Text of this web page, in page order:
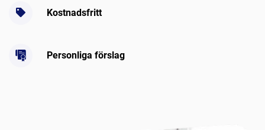
Kostnadsfritt
Personliga förslag